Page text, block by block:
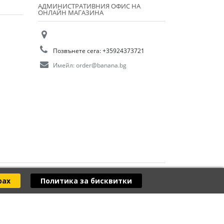
Политика за бисквитки
АДМИНИСТРАТИВНИЯ ОФИС НА
ОНЛАЙН МАГАЗИНА
Позвънете сега:+35924373721
Имейл:order@banana.bg